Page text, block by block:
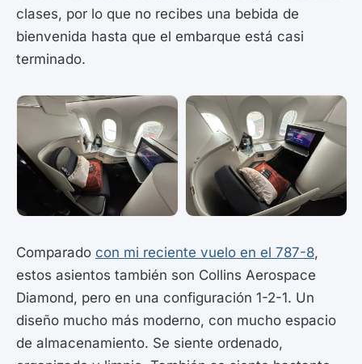
clases, por lo que no recibes una bebida de
bienvenida hasta que el embarque está casi
terminado.
Comparado con mi reciente vuelo en el 787-8,
estos asientos también son Collins Aerospace
Diamond, pero en una configuración 1-2-1. Un
diseño mucho más moderno, con mucho espacio
de almacenamiento. Se siente ordenado,